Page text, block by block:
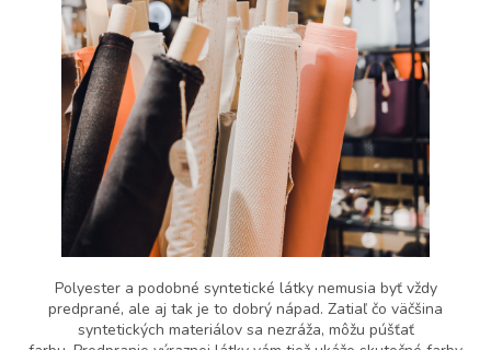
Polyester a podobné syntetické látky nemusia byť vždy
predprané, ale aj tak je to dobrý nápad. Zatiaľ čo väčšina
syntetických materiálov sa nezráža, môžu púšťať